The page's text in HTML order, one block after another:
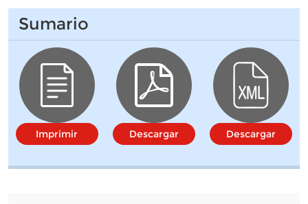
Sumario
Imprimir Descargar Descargar